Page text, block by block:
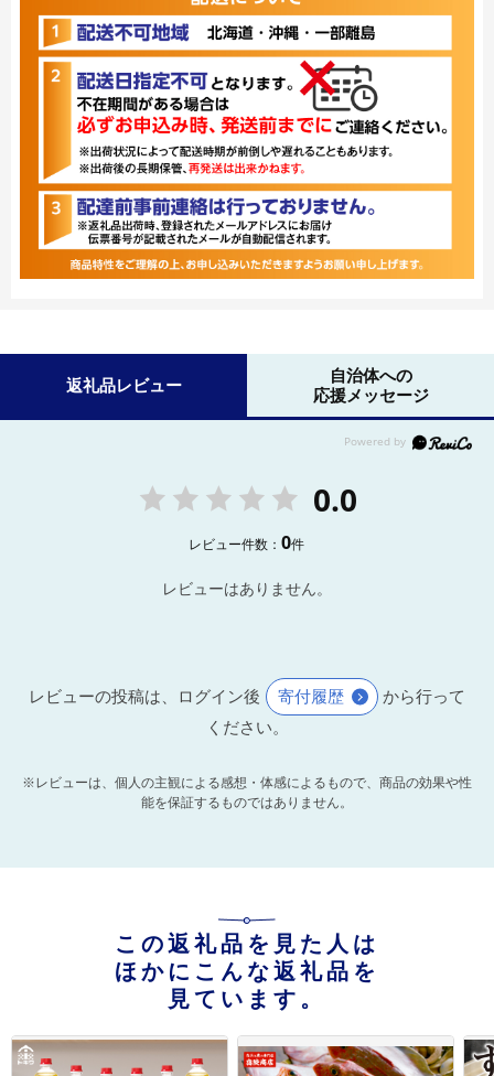
返礼品レビュー
自治体への
応援メッセージ
0.0
レビュー件数：0件
レビューはありません。
レビューの投稿は、ログイン後 寄付履歴
から行って
ください。
※レビューは、個人の主観による感想・体感によるもので、商品の効果や性
能を保証するものではありません。
この返礼品を見た人は
ほかにこんな返礼品を
見ています。